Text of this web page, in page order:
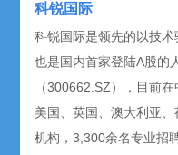
科锐国际
科锐国际是领先的以技术
也是国内首家登陆A股的
（300662.SZ），目前
美国、英国、澳大利亚
机构，3,300余名专业招